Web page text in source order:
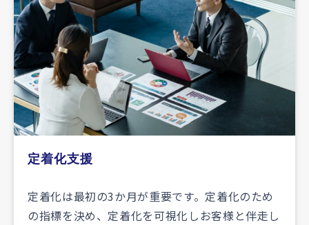
定着化支援
定着化は最初の3か月が重要です。定着化のため
の指標を決め、定着化を可視化しお客様と伴走し